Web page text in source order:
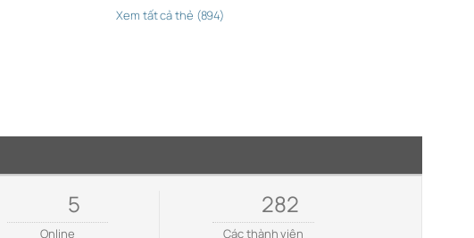
Xem tất cả thẻ (894)
5
Online
282
Các thành viên